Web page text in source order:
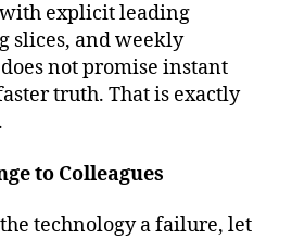
explicit leading
slices, and weekly
not promise instant
truth. That is exactly
to Colleagues
technology a failure, let